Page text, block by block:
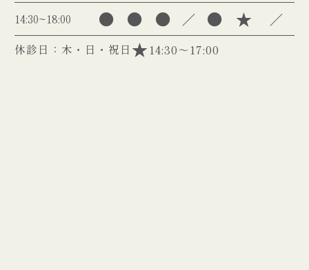
14:30~18:00 ● ● ● ／ ● ★ ／
休診日：木・日・祝日 14:30～17:00